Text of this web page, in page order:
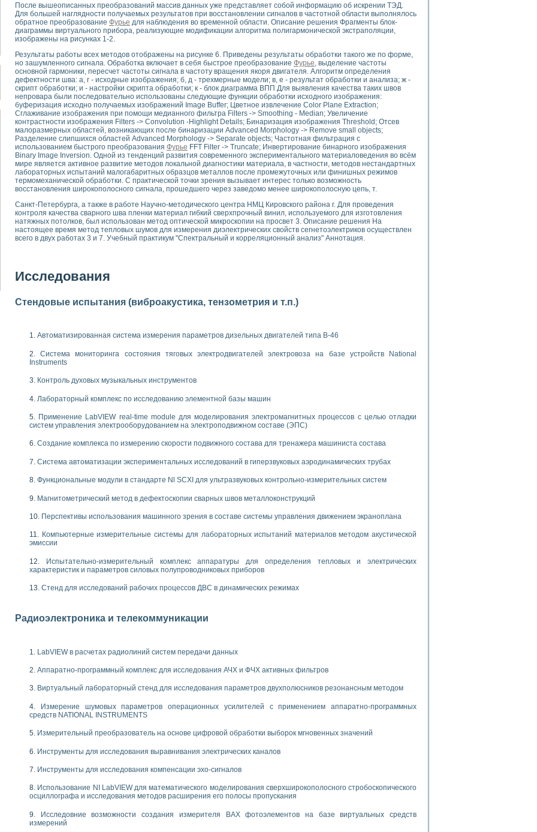
для исследования параметров двухполюсников резонансным методом
операционных усилителей с применением аппаратно-программных средств NATIONAL INSTRUMENTS
на основе цифровой обработки выборок мгновенных значений
выравнивания электрических каналов
компенсации эхо-сигналов
математического моделирования сверхширокополосного стробоскопического осциллографа и исследования методов расширения его полосы
измерителя ВАХ фотоэлементов на базе виртуальных средств измерений
генератора сигналов - имитатора джиттера и измерителя параметров джиттера
исследование линейных антенн и антенных решеток в учебной лаборатории средствами LabVIEW
модуля с высоким разрешением для создания SPICE- модели импульсного сигнала
радиолокационного сигнала и его FFT анализ в программной среде Lab VIEW 7.1
уравнений состояния для исследования переходных процессов в среде LabVIEW
для устройства сбора данных NI USB-6009
стенда для измерения относительного остаточного электросопротивления (RRR) сверхпроводников
построения картины возбуждения комбинационных колебаний в пространстве Ван Дер Поля
показателей качества электрической энергии
управления источником питания PSP 2010 фирмы GW INSTEK
характеристик солнечных модулей на базе USB-6008
нано-, фемто-, биотехнологии и мехатроника
по измерению временных характеристик реверсивных сред
комплекс на базе LabVIEW для исследования наноструктур
и оптимизации тепловой обработки биопродуктов с применением современных информационных технологий и программных средств
функциональных возможностей алгоритма полигармонической экстраполяции
экономичного виртуального полярографа на основе платы USB 6008 в среде LabVIEW
макрочастиц в упорядоченных плазменно-пылевых структурах
диагностики крови
дисперсных продуктов при обработке возмущениями давления
выпадения осадка в реальном времени
характеристик солнечных элементов и модулей
газовых пузырьков по данным эхолокационного зондирования с применением технологии виртуальных приборов
тиристорным электроприводом
стенда для исследования плазменных процессов синтеза нанопорошков
диагностики плазмы
свойств сегнетоэлектриков методом тепловых шумов
и развития дефектов в растущем монокристалле карбида кремния на основе акустической эмиссии и лазерной интерферометрии
механических свойств материалов в наношкале
зрения для контроля образцов
переходных процессов при коротких замыканиях в узлах электрических нагрузок
обучающих информационных систем и тренажеров для персонала химических предприятий
процессом цементирования нефтегазовых скважин
INSTRUMENTS при разработке автоматизированного комплекса для исследования средств измерения температуры
термотрансферной маркировки изделий
для исследова¬ния электрофизических свойств аморфного гидрогенизированного карбида кремния (A-SIC:H)
переходных характеристик асинхронных двигателей при пуске
неиндустриальных камер в производственных условиях
стенда по измерению профиля зеркальной антенны и построению диаграммы направленности
нелинейных резистивных цепей
WORKBENCH-MULTISIM для электротехнической подготовки инженеров-неэлектриков
«Цифровые вычислительные устройства и микропроцессоры приборных комплексов» на основе Multisim
После вышеописанных преобразований массив данных уже представляет собой информацию об искрении ТЭД.
Для большей наглядности получаемых результатов при восстановлении сигналов в частотной области выполнялось
обратное преобразование Фурье для наблюдения во временной области. Описание решения Фрагменты блок-
диаграммы виртуального прибора, реализующие модификации алгоритма полигармонической экстраполяции,
изображены на рисунках 1-2.
Результаты работы всех методов отображены на рисунке 6. Приведены результаты обработки такого же по форме,
но зашумленного сигнала. Обработка включает в себя быстрое преобразование Фурье , выделение частоты
основной гармоники, пересчет частоты сигнала в частоту вращения якоря двигателя. Алгоритм определения
дефектности шва: а, г - исходные изображения; б, д - трехмерные модели; в, е - результат обработки и анализа; ж -
скрипт обработки; и - настройки скрипта обработки; к - блок диаграмма ВПП Для выявления качества таких швов
непровара были последовательно использованы следующие функции обработки исходного изображения:
буферизация исходно получаемых изображений Image Buffer; Цветное извлечение Color Plane Extraction;
Сглаживание изображения при помощи медианного фильтра Filters -> Smoothing - Median; Увеличение
контрастности изображения Filters -> Convolution -Highlight Details; Бинаризация изображения Threshold; Отсев
малоразмерных областей, возникающих после бинаризации Advanced Morphology -> Remove small objects;
Разделение слипшихся областей Advanced Morphology -> Separate objects; Частотная фильтрация с
использованием быстрого преобразования Фурье FFT Filter -> Truncate; Инвертирование бинарного изображения
Binary Image Inversion. Одной из тенденций развития современного экспериментального материаловедения во всём
мире является активное развитие методов локальной диагностики материала, в частности, методов нестандартных
лабораторных испытаний малогабаритных образцов металлов после промежуточных или финишных режимов
термомеханической обработки. С практической точки зрения вызывает интерес только возможность
восстановления широкополосного сигнала, прошедшего через заведомо менее широкополосную цепь, т.
Санкт-Петербурга, а также в работе Научно-методического центра НМЦ Кировского района г. Для проведения
контроля качества сварного шва пленки материал гибкий сверхпрочный винил, используемого для изготовления
натяжных потолков, был использован метод оптической микроскопии на просвет 3. Описание решения На
настоящее время метод тепловых шумов для измерения диэлектрических свойств сегнетоэлектриков осуществлен
всего в двух работах 3 и 7. Учебный практикум "Спектральный и корреляционный анализ" Аннотация.
Исследования
Стендовые испытания (виброакустика, тензометрия и т.п.)
Автоматизированная система измерения параметров дизельных двигателей типа В-46
Система мониторинга состояния тяговых электродвигателей электровоза на базе устройств National
Instruments
Контроль духовых музыкальных инструментов
Лабораторный комплекс по исследованию элементной базы машин
Применение LabVIEW real-time module для моделирования электромагнитных процессов с целью отладки
систем управления электрооборудованием на электроподвижном составе (ЭПС)
Создание комплекса по измерению скорости подвижного состава для тренажера машиниста состава
Система автоматизации экспериментальных исследований в гиперзвуковых аэродинамических трубах
Функциональные модули в стандарте Nl SCXI для ультразвуковых контрольно-измерительных систем
Магнитометрический метод в дефектоскопии сварных швов металлоконструкций
Перспективы использования машинного зрения в составе системы управления движением экраноплана
Компьютерные измерительные системы для лабораторных испытаний материалов методом акустической
эмиссии
Испытательно-измерительный комплекс аппаратуры для определения тепловых и электрических
характеристик и параметров силовых полупроводниковых приборов
Стенд для исследований рабочих процессов ДВС в динамических режимах
Радиоэлектроника и телекоммуникации
LabVIEW в расчетах радиолиний систем передачи данных
Аппаратно-программный комплекс для исследования АЧХ и ФЧХ активных фильтров
Виртуальный лабораторный стенд для исследования параметров двухполюсников резонансным методом
Измерение шумовых параметров операционных усилителей с применением аппаратно-программных
средств NATIONAL INSTRUMENTS
Измерительный преобразователь на основе цифровой обработки выборок мгновенных значений
Инструменты для исследования выравнивания электрических каналов
Инструменты для исследования компенсации эхо-сигналов
Использование NI LabVIEW для математического моделирования сверхширокополосного стробоскопического
осциллографа и исследования методов расширения его полосы пропускания
Исследовние возможности создания измерителя ВАХ фотоэлементов на базе виртуальных средств
измерений